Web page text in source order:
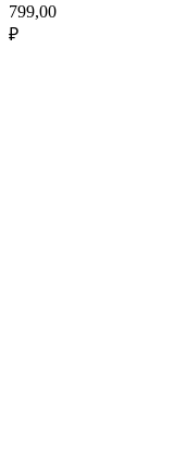
799,00
₽